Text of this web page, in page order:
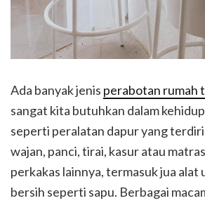
Ada banyak jenis perabotan rumah
sangat kita butuhkan dalam
seperti peralatan dapur yang terdiri
wajan, panci, tirai, kasur atau
perkakas lainnya, termasuk jua alat
bersih seperti sapu. Berbagai